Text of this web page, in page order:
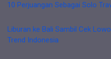
10 Perjuangan Sebagai Solo
Liburan ke Bali Sambil Cek
Trend Indonesia